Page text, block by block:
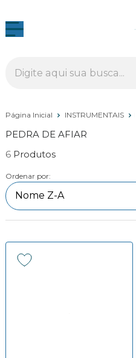
Página Inicial INSTRUMENTAIS
PEDRA DE AFIAR
6
Ordenar por: